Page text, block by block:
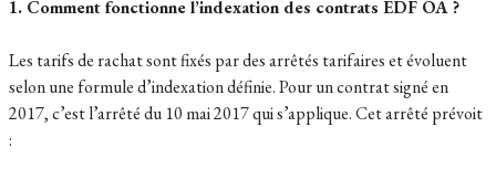
1. Comment fonctionne l’indexation des contrats EDF OA ?
Les tarifs de rachat sont fixés par des arrêtés tarifaires et évoluent
selon une formule d’indexation définie. Pour un contrat signé en
2017, c’est l’arrêté du 10 mai 2017 qui s’applique. Cet arrêté prévoit
: